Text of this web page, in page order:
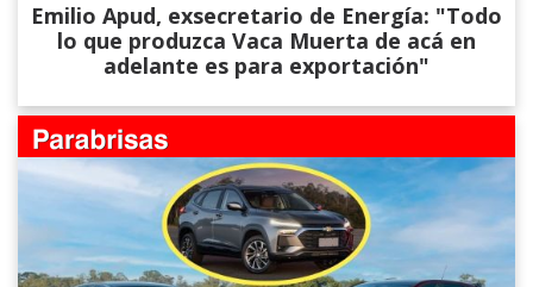
Emilio Apud, exsecretario de Energía: "Todo
lo que produzca Vaca Muerta de acá en
adelante es para exportación"